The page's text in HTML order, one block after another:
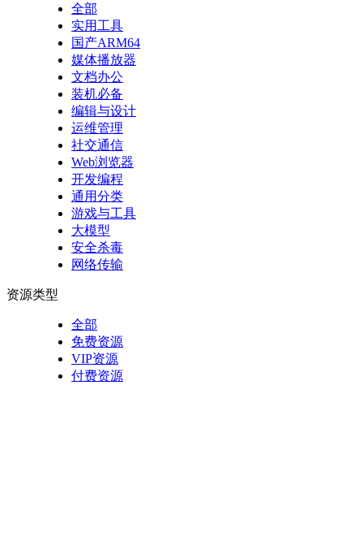
全部
实用工具
国产ARM64
媒体播放器
文档办公
装机必备
编辑与设计
运维管理
社交通信
Web浏览器
开发编程
通用分类
游戏与工具
大模型
安全杀毒
网络传输
资源类型
全部
免费资源
VIP资源
付费资源